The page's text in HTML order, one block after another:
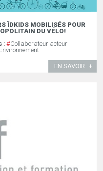
ÏDKIDS MOBILISÉS POUR
DU VÉLO!
: #Collaborateur acteur
Environnement
EN SAVOIR